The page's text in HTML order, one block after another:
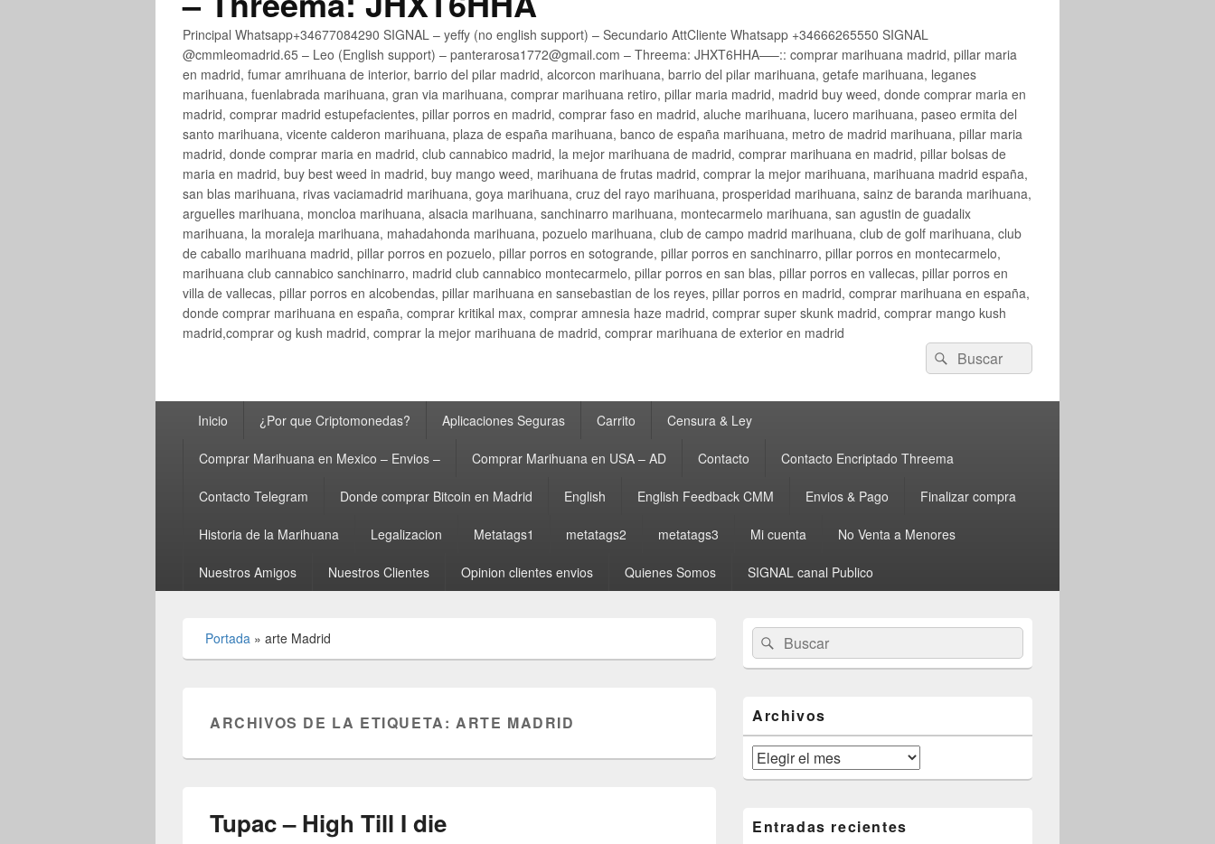
Principal Whatsapp+34677084290 SIGNAL – yeffy (no english support) – Secundario AttCliente Whatsapp +34666265550 SIGNAL
@cmmleomadrid.65 – Leo (English support) – panterarosa1772@gmail.com – Threema: JHXT6HHA—–:: comprar marihuana madrid, pillar maria
en madrid, fumar amrihuana de interior, barrio del pilar madrid, alcorcon marihuana, barrio del pilar marihuana, getafe marihuana, leganes
marihuana, fuenlabrada marihuana, gran via marihuana, comprar marihuana retiro, pillar maria madrid, madrid buy weed, donde comprar maria en
madrid, comprar madrid estupefacientes, pillar porros en madrid, comprar faso en madrid, aluche marihuana, lucero marihuana, paseo ermita del
santo marihuana, vicente calderon marihuana, plaza de españa marihuana, banco de españa marihuana, metro de madrid marihuana, pillar maria
madrid, donde comprar maria en madrid, club cannabico madrid, la mejor marihuana de madrid, comprar marihuana en madrid, pillar bolsas de
maria en madrid, buy best weed in madrid, buy mango weed, marihuana de frutas madrid, comprar la mejor marihuana, marihuana madrid españa,
san blas marihuana, rivas vaciamadrid marihuana, goya marihuana, cruz del rayo marihuana, prosperidad marihuana, sainz de baranda marihuana,
arguelles marihuana, moncloa marihuana, alsacia marihuana, sanchinarro marihuana, montecarmelo marihuana, san agustin de guadalix
marihuana, la moraleja marihuana, mahadahonda marihuana, pozuelo marihuana, club de campo madrid marihuana, club de golf marihuana, club
de caballo marihuana madrid, pillar porros en pozuelo, pillar porros en sotogrande, pillar porros en sanchinarro, pillar porros en montecarmelo,
marihuana club cannabico sanchinarro, madrid club cannabico montecarmelo, pillar porros en san blas, pillar porros en vallecas, pillar porros en
villa de vallecas, pillar porros en alcobendas, pillar marihuana en sansebastian de los reyes, pillar porros en madrid, comprar marihuana en españa,
donde comprar marihuana en españa, comprar kritikal max, comprar amnesia haze madrid, comprar super skunk madrid, comprar mango kush
madrid,comprar og kush madrid, comprar la mejor marihuana de madrid, comprar marihuana de exterior en madrid
Buscar
por:
Buscar
principalInicio ¿Por que Criptomonedas? Aplicaciones Seguras Carrito Censura & Ley
Comprar Marihuana en Mexico – Envios – Comprar Marihuana en USA – AD Contacto Contacto Encriptado Threema
Contacto Telegram Donde comprar Bitcoin en Madrid English English Feedback CMM Envios & Pago Finalizar compra
Historia de la Marihuana Legalizacion Metatags1 metatags2 metatags3 Mi cuenta No Venta a Menores
Nuestros Amigos Nuestros Clientes Opinion clientes envios Quienes Somos SIGNAL canal Publico
Portada » arte Madrid
ARCHIVOS DE LA ETIQUETA:ARTE MADRID
Tupac – High Till I die
área
de
widget
lateral
primaria
Buscar
por:
Buscar
Archivos
Archivos
Entradas recientes